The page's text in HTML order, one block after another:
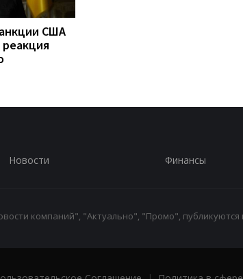
США
Новости Финансы
компаний", "Актуально", "Промо", публикуются